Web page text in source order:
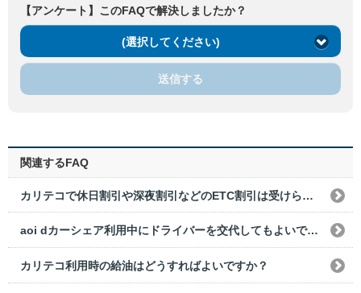
【アンケート】このFAQで解決しましたか？
(選択してください)
送信する
関連するFAQ
カリテコで休日割引や深夜割引などのETC割引は受けられますか？
aoi dカーシェア利用中にドライバーを交代してもよいですか？
カリテコ利用時の給油はどうすればよいですか？